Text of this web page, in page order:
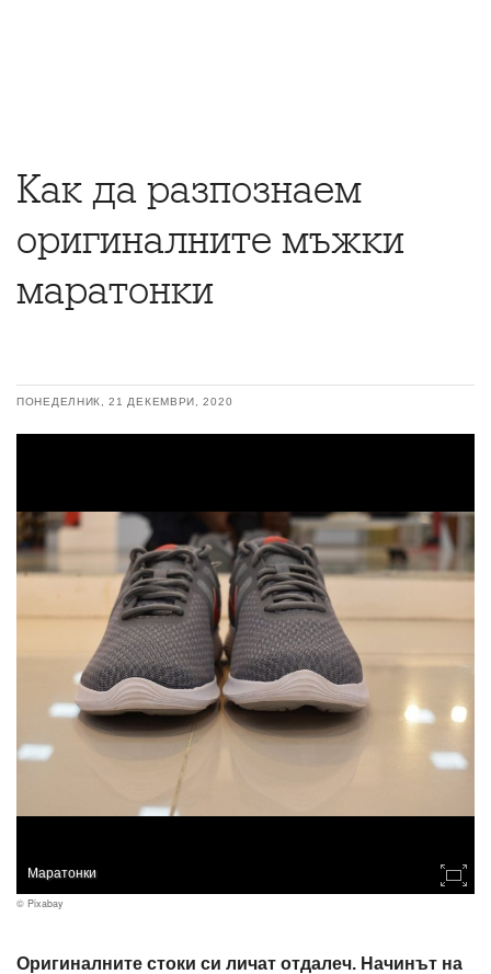
Как да разпознаем
оригиналните мъжки
маратонки
ПОНЕДЕЛНИК, 21 ДЕКЕМВРИ, 2020
Маратонки
© Pixabay
Оригиналните стоки си личат отдалеч. Начинът на